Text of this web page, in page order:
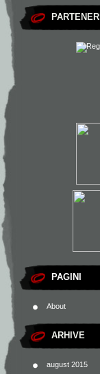
PARTENERI
PAGINI
About
ARHIVE
august 2015